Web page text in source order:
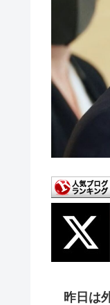
昨日は